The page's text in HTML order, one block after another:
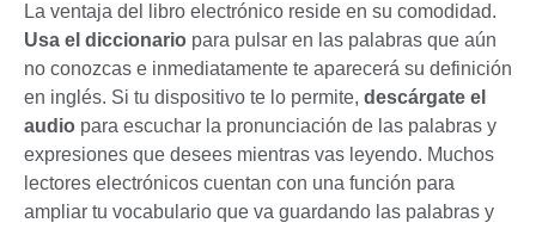
La ventaja del libro electrónico reside en su comodidad.
Usa el diccionario para pulsar en las palabras que aún
no conozcas e inmediatamente te aparecerá su definición
en inglés. Si tu dispositivo te lo permite, descárgate el
audio para escuchar la pronunciación de las palabras y
expresiones que desees mientras vas leyendo. Muchos
lectores electrónicos cuentan con una función para
ampliar tu vocabulario que va guardando las palabras y